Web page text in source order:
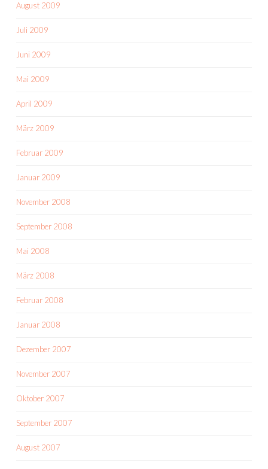
August 2009
Juli 2009
Juni 2009
Mai 2009
April 2009
März 2009
Februar 2009
Januar 2009
November 2008
September 2008
Mai 2008
März 2008
Februar 2008
Januar 2008
Dezember 2007
November 2007
Oktober 2007
September 2007
August 2007